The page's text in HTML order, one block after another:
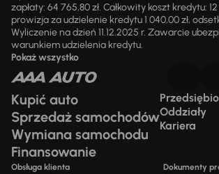
zapłaty: 64 765,80 zł. Całkowity koszt kredytu:
prowizja za udzielenie kredytu 1 040,00 zł,
Wyliczenie na dzień 11.12.2025 r. Zawarcie
warunkiem udzielenia kredytu.
Pokaż wszystko
Kupić auto
Sprzedaż samochodów
Wymiana samochodu
Finansowanie
Oddziały
Kariera
Obsługa klienta Dokumenty